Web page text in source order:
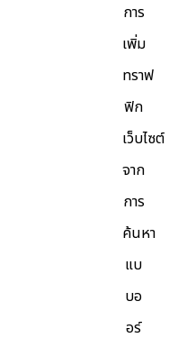
การ
เพิ่ม
ทราฟ
ฟิก
เว็บไซต์
จาก
การ
ค้นหา
แบ
บอ
อร์